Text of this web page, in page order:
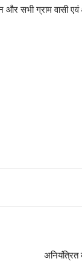
सभी ग्राम वासी एवं
अनियंत्रित